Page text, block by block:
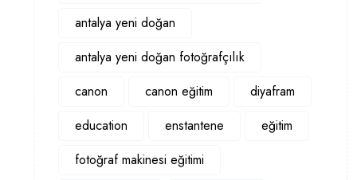
antalya yeni doğan
antalya yeni doğan fotoğrafçılık
canon
canon eğitim
diyafram
education
enstantene
eğitim
fotoğraf makinesi eğitimi